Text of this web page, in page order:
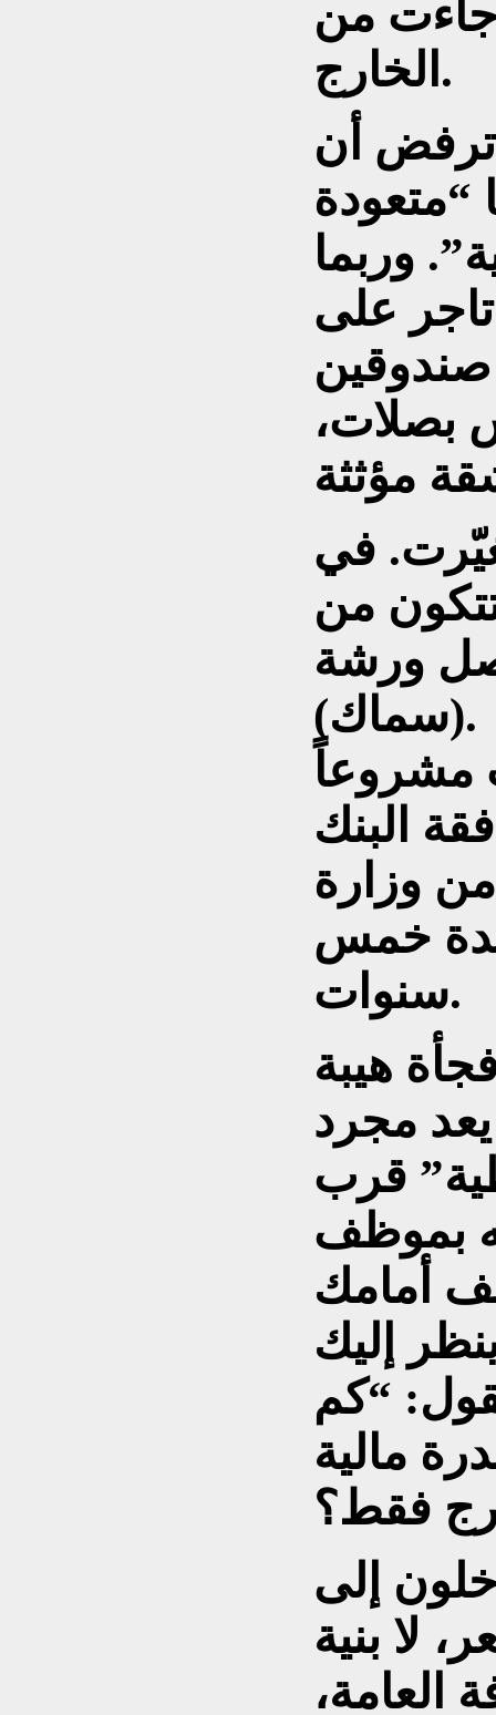
من
الخارج.
أن
“متعودة
وربما
على
صندوقين
بصلات،
في
من
ورشة
(سماك).
مشروعاً
البنك
وزارة
خمس
سنوات.
هيبة
مجرد
قرب
بموظف
أمامك
إليك
“كم
مالية
إلى
لا بنية
العامة،